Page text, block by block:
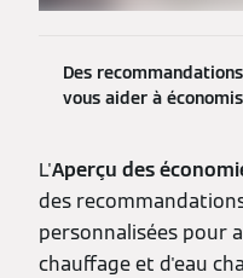
Des
vous aider à
L'Aperçu des
des
personnalisées pour
chauffage et d'eau